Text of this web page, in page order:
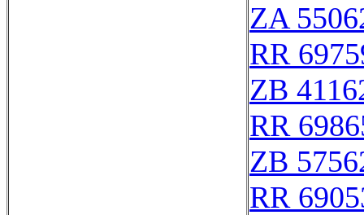
ZA
RR
ZB
RR
ZB
RR